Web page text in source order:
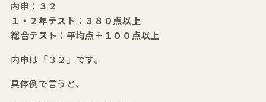
内申：３２
１・２年テスト：３８０点以上
総合テスト：平均点＋１００点以上
内申は「３２」です。
具体例で言うと、